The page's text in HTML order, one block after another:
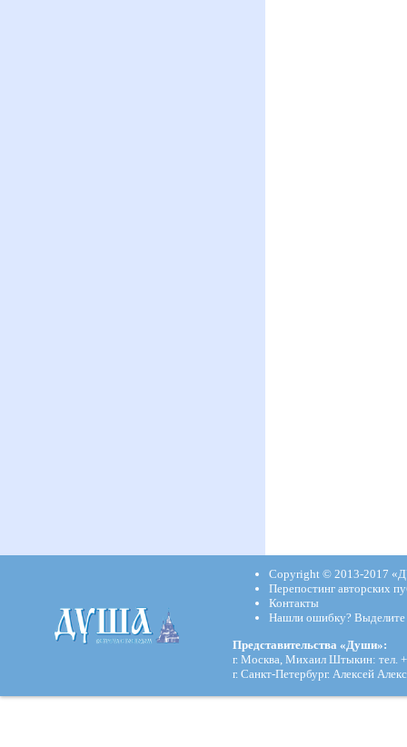
Copyright © 2013-2017
Перепостинг авторских
Контакты
Нашли ошибку?
Представительства «Души»:
г. Москва, Михаил Штыкин: тел.
г. Санкт-Петербург. Алексей